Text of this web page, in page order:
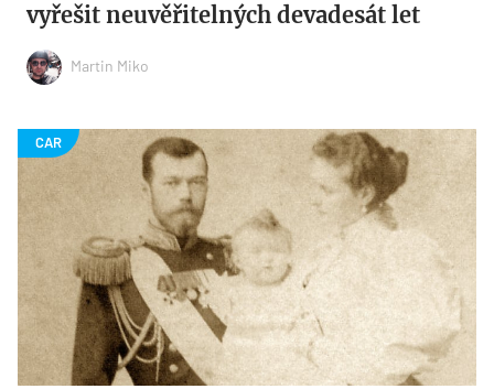
vyřešit neuvěřitelných devadesát let
Martin Miko